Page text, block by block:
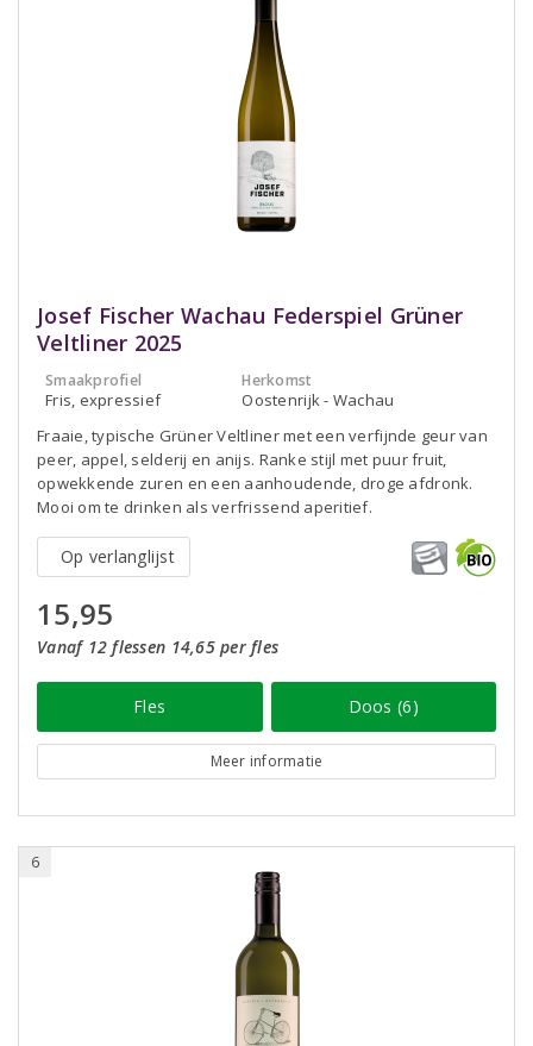
Josef Fischer Wachau Federspiel Grüner
Veltliner 2025
Smaakprofiel
Fris, expressief
Herkomst
Oostenrijk - Wachau
Fraaie, typische Grüner Veltliner met een verfijnde geur van
peer, appel, selderij en anijs. Ranke stijl met puur fruit,
opwekkende zuren en een aanhoudende, droge afdronk.
Mooi om te drinken als verfrissend aperitief.
Op verlanglijst
15,95
Vanaf 12 flessen 14,65 per fles
Fles Doos (6)
Meer informatie
6